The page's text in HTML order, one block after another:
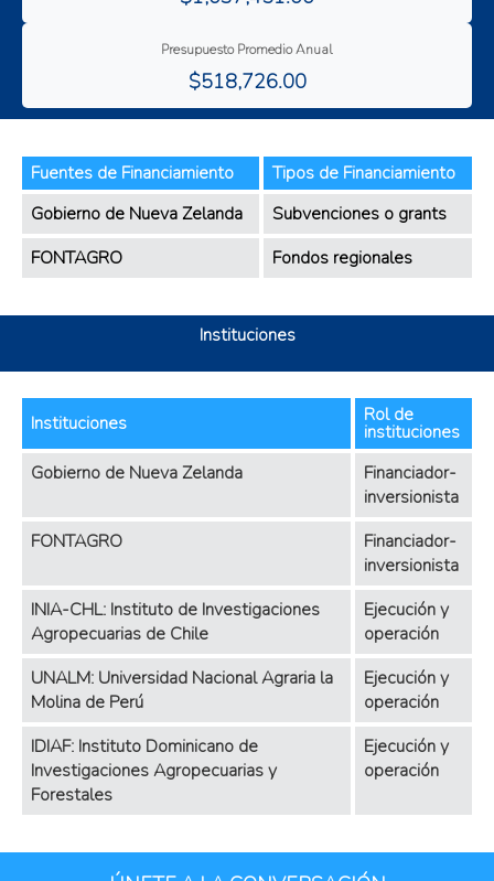
Presupuesto Promedio Anual
$518,726.00
Fuentes de Financiamiento
Tipos de Financiamiento
Gobierno de Nueva Zelanda
Subvenciones o grants
FONTAGRO
Fondos regionales
Instituciones
Instituciones Rol de
instituciones
Gobierno de Nueva Zelanda
Financiador-
inversionista
FONTAGRO
Financiador-
inversionista
INIA-CHL: Instituto de Investigaciones
Agropecuarias de Chile
Ejecución y
operación
UNALM: Universidad Nacional Agraria la
Molina de Perú
Ejecución y
operación
IDIAF: Instituto Dominicano de
Investigaciones Agropecuarias y
Forestales
Ejecución y
operación